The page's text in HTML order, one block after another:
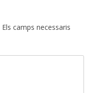
Els camps necessaris